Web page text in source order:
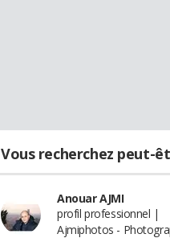
Vous recherchez peut-
Anouar AJMI
profil professionnel |
Ajmiphotos -